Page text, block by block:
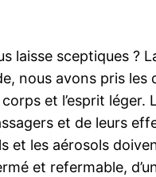
laisse sceptiques ?
nous avons pris les
et l’esprit léger.
et de leurs
et les aérosols
et refermable,